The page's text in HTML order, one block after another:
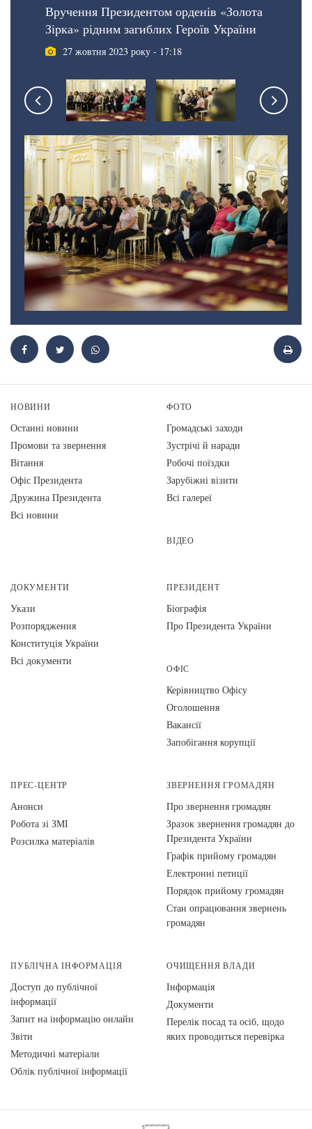
Вручення Президентом орденів «Золота
Зірка» рідним загиблих Героїв України
27 жовтня 2023 року - 17:18
НОВИНИ
Останні новини
Промови та звернення
Вiтання
Офіс Президента
Дружина Президента
Всі новини
ФОТО
Громадські заходи
Зустрічі й наради
Робочі поїздки
Зарубіжні візити
Всі галереї
ВІДЕО
ДОКУМЕНТИ
Укази
Розпорядження
Конституція України
Всі документи
ПРЕЗИДЕНТ
Біографія
Про Президента України
ОФІС
Керівництво Офісу
Оголошення
Вакансії
Запобігання корупції
ПРЕС-ЦЕНТР
Анонси
Робота зі ЗМІ
Розсилка матеріалів
ЗВЕРНЕННЯ ГРОМАДЯН
Про звернення громадян
Зразок звернення громадян до
Президента України
Графік прийому громадян
Електронні петиції
Порядок прийому громадян
Стан опрацювання звернень
громадян
ПУБЛІЧНА ІНФОРМАЦІЯ
Доступ до публічної
інформації
Запит на інформацію онлайн
Звіти
Методичні матеріали
Облік публічної інформації
ОЧИЩЕННЯ ВЛАДИ
Інформація
Документи
Перелік посад та осіб, щодо
яких проводиться перевірка